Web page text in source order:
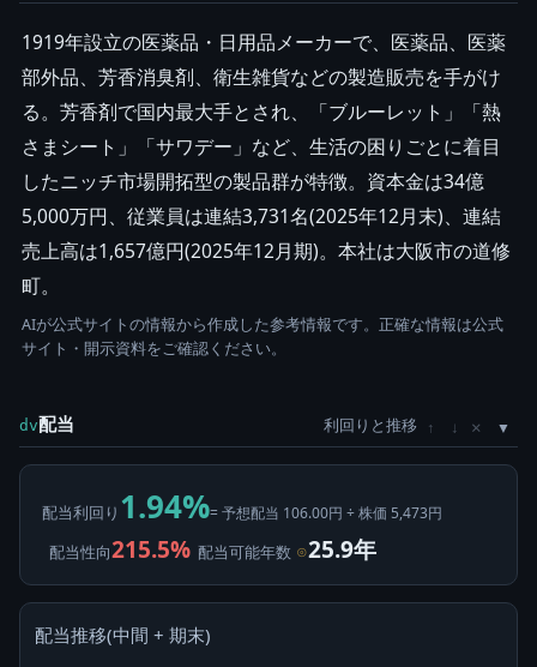
1919年設立の医薬品・日用品メーカーで、医薬品、医薬
部外品、芳香消臭剤、衛生雑貨などの製造販売を手がけ
る。芳香剤で国内最大手とされ、「ブルーレット」「熱
さまシート」「サワデー」など、生活の困りごとに着目
したニッチ市場開拓型の製品群が特徴。資本金は34億
5,000万円、従業員は連結3,731名(2025年12月末)、連結
売上高は1,657億円(2025年12月期)。本社は大阪市の道修
町。
AIが公式サイトの情報から作成した参考情報です。正確な情報は公式
サイト・開示資料をご確認ください。
dv配当 利回りと推移 ↑ ↓ ×
配当利回り 1.94%= 予想配当 106.00円 ÷ 株価 5,473円
配当性向215.5% 配当可能年数 ⊙25.9年
配当推移(中間 + 期末)